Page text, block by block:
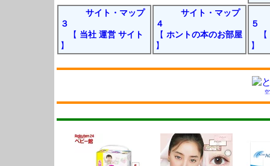
サイト・マップ
３
【 当社 運営 サイト
】
サイト・マップ
４
【 ホントの本のお部屋
】
５
【
】
空